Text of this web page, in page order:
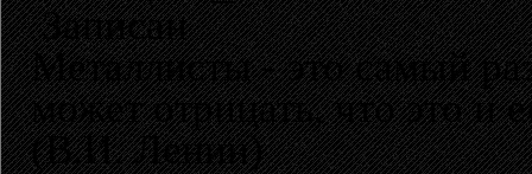
Записан
Металлисты - это самый
может отрицать, что это и
(В.И. Ленин)